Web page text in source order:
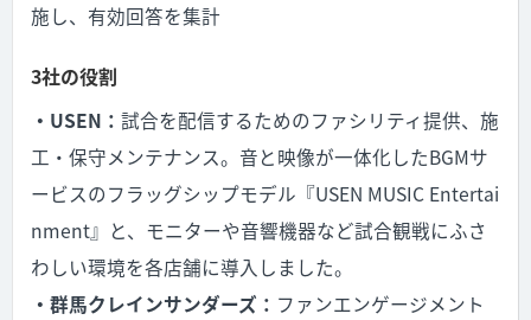
施し、有効回答を集計
3社の役割
・USEN： 試合を配信するためのファシリティ提供、施
工・保守メンテナンス。音と映像が一体化したBGMサ
ービスのフラッグシップモデル『USEN MUSIC Entertai
nment』と、モニターや音響機器など試合観戦にふさ
わしい環境を各店舗に導入しました。
・群馬クレインサンダーズ： ファンエンゲージメント